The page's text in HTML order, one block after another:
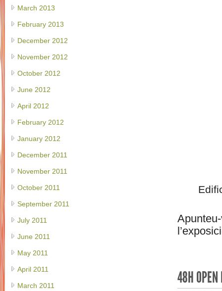
48H OPEN
March 2013
February 2013
December 2012
November 2012
October 2012
June 2012
April 2012
February 2012
January 2012
December 2011
November 2011
October 2011
September 2011
July 2011
June 2011
May 2011
April 2011
March 2011